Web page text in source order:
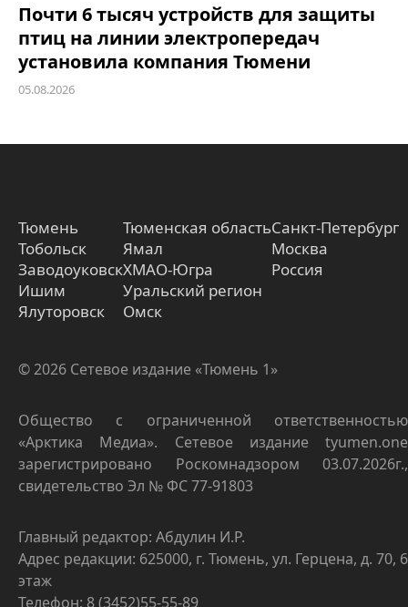
Почти 6 тысяч устройств для защиты
птиц на линии электропередач
установила компания Тюмени
05.08.2026
Тюмень
Тобольск
Заводоуковск
Ишим
Ялуторовск
Тюменская область
Ямал
ХМАО-Югра
Уральский регион
Омск
Санкт-Петербург
Москва
Россия
© 2026 Сетевое издание «Тюмень 1»
Общество с ограниченной ответственностью
«Арктика Медиа». Сетевое издание tyumen.one
зарегистрировано Роскомнадзором 03.07.2026г.,
свидетельство Эл № ФС 77-91803
Главный редактор: Абдулин И.Р.
Адрес редакции: 625000, г. Тюмень, ул. Герцена, д. 70, 6
этаж
Телефон: 8 (3452)55-55-89